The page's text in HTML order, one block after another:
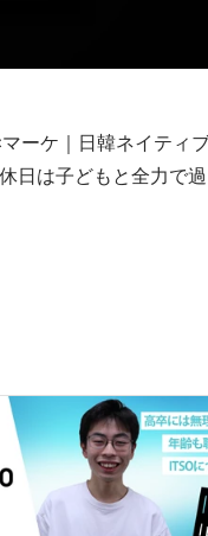
ーケ｜日韓ネイティ
日は子どもと全力で